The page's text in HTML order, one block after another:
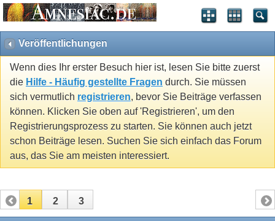
Veröffentlichungen
Wenn dies Ihr erster Besuch hier ist, lesen Sie bitte zuerst
die Hilfe - Häufig gestellte Fragen durch. Sie müssen
sich vermutlich registrieren, bevor Sie Beiträge verfassen
können. Klicken Sie oben auf 'Registrieren', um den
Registrierungsprozess zu starten. Sie können auch jetzt
schon Beiträge lesen. Suchen Sie sich einfach das Forum
aus, das Sie am meisten interessiert.
1 2 3